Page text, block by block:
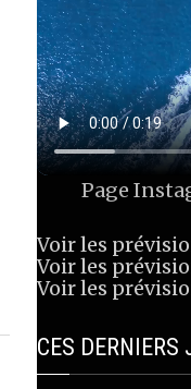
Page
Voir les
Voir les
Voir les
CES DERNIERS